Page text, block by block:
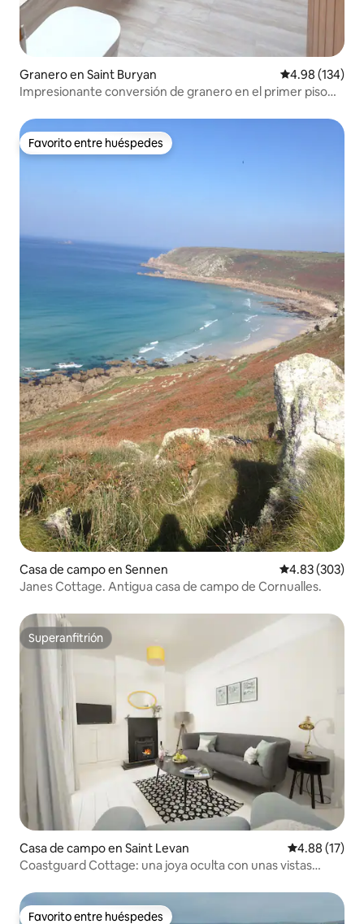
Granero en Saint Buryan Calificación
4.98 (134)
Impresionante conversión de granero en el primer piso
Favorito entre huéspedes
Favorito entre huéspedes
Casa de campo en Sennen Calificación
4.83 (303)
Janes Cottage. Antigua casa de campo de Cornualles.
Superanfitrión
Superanfitrión
Casa de campo en Saint Levan Calificación
4.88 (17)
Coastguard Cottage: una joya oculta con unas vistas
Favorito entre huéspedes